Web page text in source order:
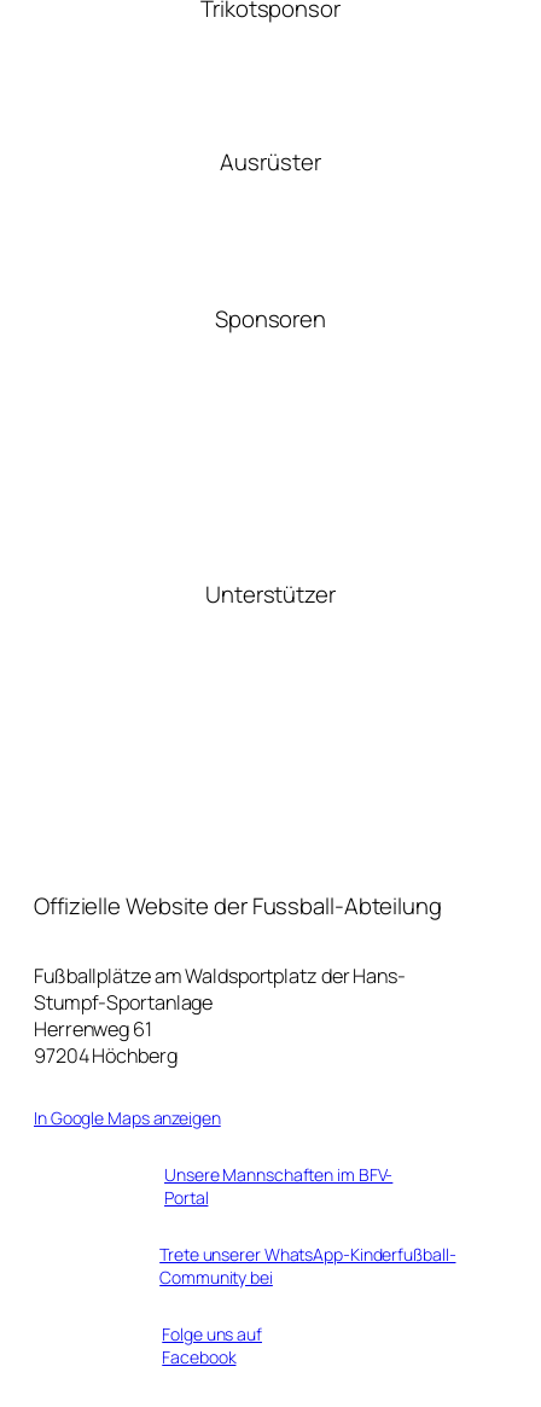
Trikotsponsor
Ausrüster
Sponsoren
Unterstützer
Offizielle Website der Fussball-Abteilung
Fußballplätze am Waldsportplatz der Hans-
Stumpf-Sportanlage
Herrenweg 61
97204 Höchberg
In Google Maps anzeigen
Unsere Mannschaften im BFV-
Portal
Trete unserer WhatsApp-Kinderfußball-
Community bei
Folge uns auf
Facebook